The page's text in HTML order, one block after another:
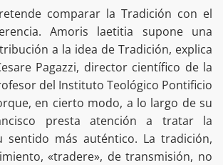
comparar la Tradición con el
Amoris laetitia supone una
a la idea de Tradición, explica
Pagazzi, director científico de la
del Instituto Teológico Pontificio
en cierto modo, a lo largo de su
presta atención a tratar la
sentido más auténtico. La tradición,
«tradere», de transmisión, no